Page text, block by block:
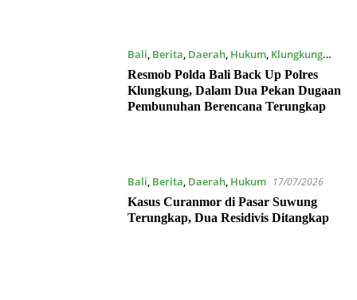
Bali, Berita, Daerah, Hukum, Klungkung
17/07/2026
Resmob Polda Bali Back Up Polres
Klungkung, Dalam Dua Pekan Dugaan
Pembunuhan Berencana Terungkap
Bali, Berita, Daerah, Hukum
17/07/2026
Kasus Curanmor di Pasar Suwung
Terungkap, Dua Residivis Ditangkap